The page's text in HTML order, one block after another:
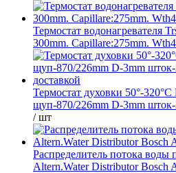
Термостат водонагревателя
300mm. Capillare:275mm.
Термостат духовки 50°-
щуп-870/226mm D-3mm
/ шт
Распределитель потока
Altern.Water Distributor Bosch